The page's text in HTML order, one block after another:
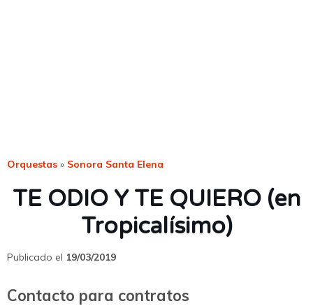
Orquestas » Sonora Santa Elena
TE ODIO Y TE QUIERO (en
Tropicalísimo)
Publicado el 19/03/2019
Contacto para contratos